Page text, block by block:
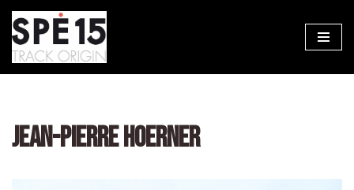
Aller
au
JEAN-PIERRE HOERNER